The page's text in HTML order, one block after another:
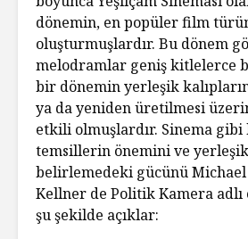
dönemin, en popüler film
oluşturmuşlardır. Bu dönem
melodramlar geniş kitlelerce
bir dönemin yerleşik
ya da yeniden üretilmesi
etkili olmuşlardır. Sinema
temsillerin önemini ve
belirlemedeki gücünü Michael
Kellner de Politik Kamera adlı
şu şekilde açıklar: